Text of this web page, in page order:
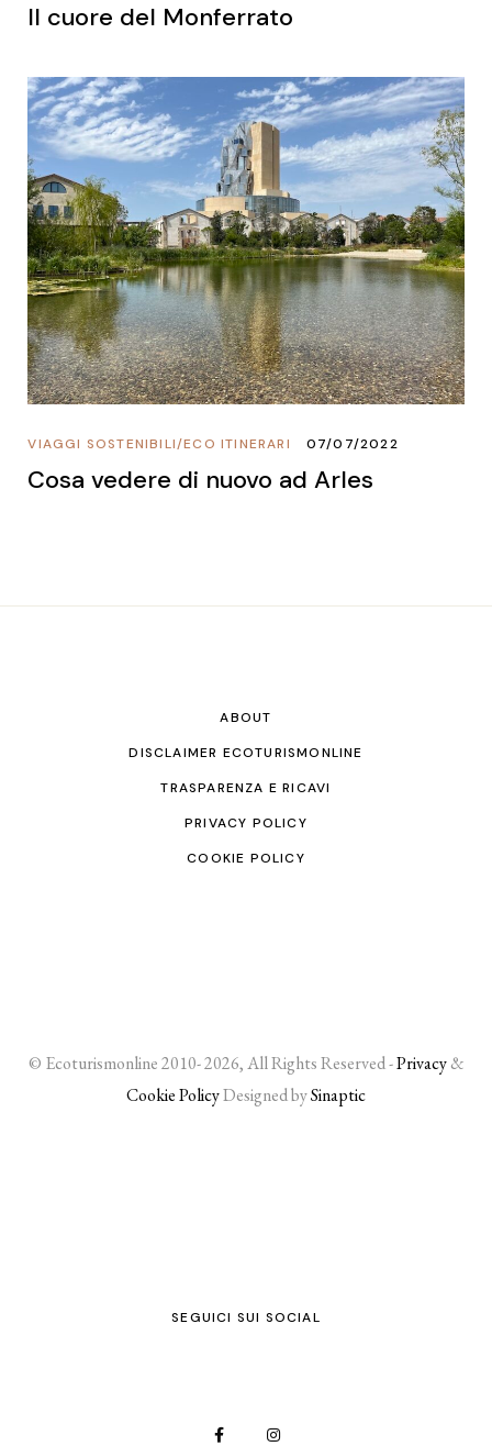
Il cuore del Monferrato
ECO ITINERARI
/
VIAGGI SOSTENIBILI 07/07/2022
Cosa vedere di nuovo ad Arles
ABOUT
DISCLAIMER ECOTURISMONLINE
TRASPARENZA E RICAVI
PRIVACY POLICY
COOKIE POLICY
© Ecoturismonline 2010- 2026, All Rights Reserved -Privacy&
Cookie PolicyDesigned bySinaptic
SEGUICI SUI SOCIAL